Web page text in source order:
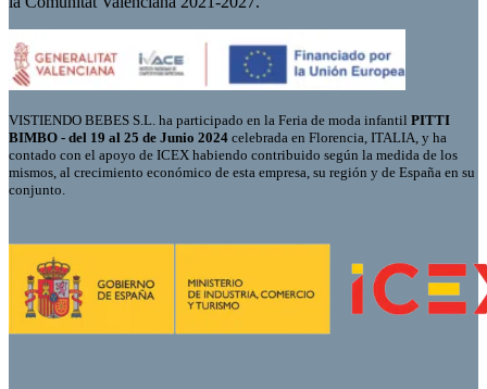
VISTIENDO BEBES S.L. ha participado en la Feria de moda infantil PITTI
BIMBO - del 19 al 25 de Junio 2024 celebrada en Florencia, ITALIA, y ha
contado con el apoyo de ICEX habiendo contribuido según la medida de los
mismos, al crecimiento económico de esta empresa, su región y de España en su
conjunto.